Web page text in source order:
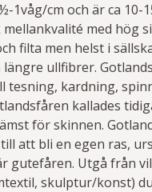
1våg/cm och är ca 10-
med hög
filta men helst i
ullfibrer.
tesning, kardning,
kallades
för skinnen.
att bli en egen ras,
gutefåren. Utgå från
skulptur/konst)